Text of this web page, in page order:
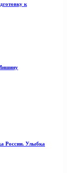
к
России. Улыбка